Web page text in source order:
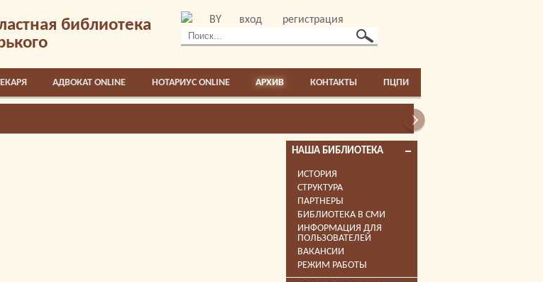
библиотека
BY вход регистрация
АДВОКАТ ONLINE НОТАРИУС ONLINE АРХИВ КОНТАКТЫ ПЦПИ
НАША БИБЛИОТЕКА
ИСТОРИЯ
СТРУКТУРА
ПАРТНЕРЫ
БИБЛИОТЕКА В СМИ
ИНФОРМАЦИЯ ДЛЯ
ПОЛЬЗОВАТЕЛЕЙ
ВАКАНСИИ
РЕЖИМ РАБОТЫ